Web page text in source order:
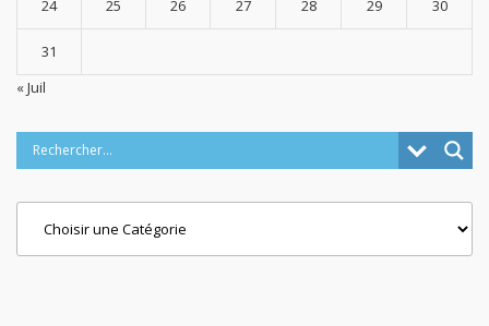
24 25 26 27 28 29 30
31
« Juil